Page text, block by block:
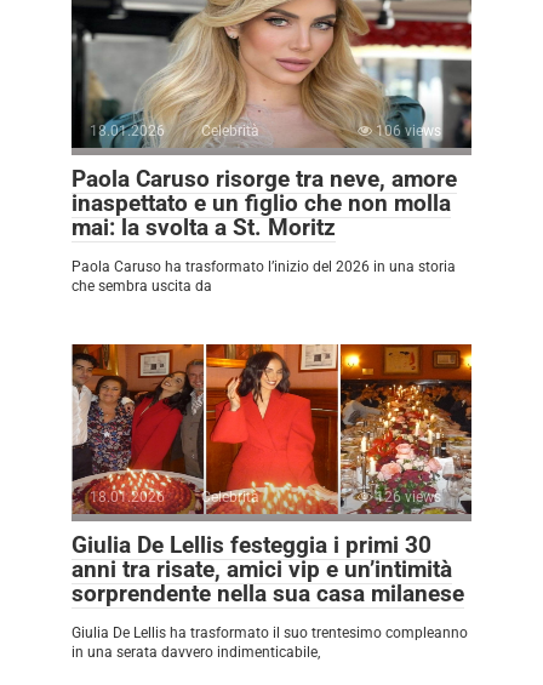
18.01.2026 Celebrità 106 views
Paola Caruso risorge tra neve, amore
inaspettato e un figlio che non molla
mai: la svolta a St. Moritz
Paola Caruso ha trasformato l’inizio del 2026 in una storia
che sembra uscita da
18.01.2026 Celebrità 126 views
Giulia De Lellis festeggia i primi 30
anni tra risate, amici vip e un’intimità
sorprendente nella sua casa milanese
Giulia De Lellis ha trasformato il suo trentesimo compleanno
in una serata davvero indimenticabile,